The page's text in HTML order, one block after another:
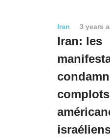
Iran 3 years
Iran: les
complots